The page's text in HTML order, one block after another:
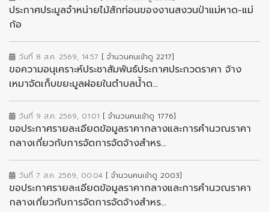
ประกาศประมูลจำหน่ายไม้สักท่อนของงานสงวนป่าแม่หาด-แม่
ก้อ
วันที่ 8 ส.ค. 2569, 14:57 [ จำนวนคนเข้าดู 2217]
ขอความอนุเคราะห์ประชาสัมพันธ์ประกาศประกวดราคา จ้าง
เหมาจัดเก็บขยะมูลฝอยในตำบลน้ำด...
วันที่ 9 ส.ค. 2569, 01:01 [ จำนวนคนเข้าดู 1776]
ขอประกาศรายละเอียดข้อมูลราคากลางและการคำนวณราคา
กลางเกี่ยวกับการจัดการจัดจ้างสำหร...
วันที่ 7 ส.ค. 2569, 00:04 [ จำนวนคนเข้าดู 2003]
ขอประกาศรายละเอียดข้อมูลราคากลางและการคำนวณราคา
กลางเกี่ยวกับการจัดการจัดจ้างสำหร...